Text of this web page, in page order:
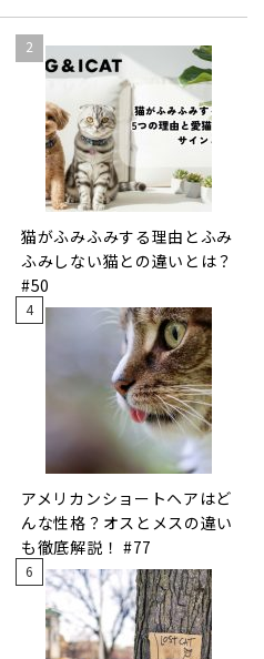
猫がふみふみする理由とふみ
ふみしない猫との違いとは？
#50
アメリカンショートヘアはど
んな性格？オスとメスの違い
も徹底解説！ #77